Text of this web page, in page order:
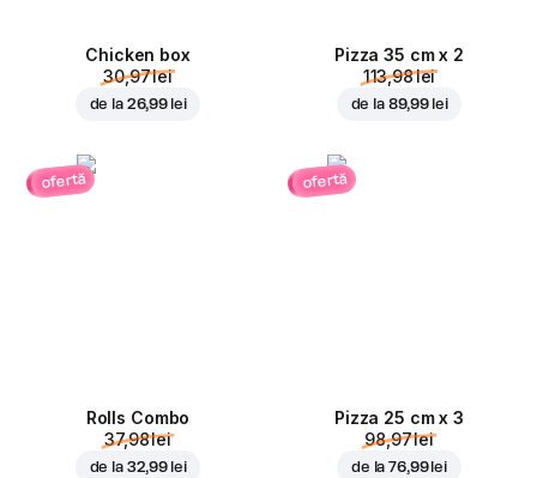
Chicken box
30,97 lei
de la 26,99 lei
Pizza 35 cm x 2
113,98 lei
de la 89,99 lei
ofertă
Rolls Combo
37,98 lei
de la 32,99 lei
ofertă
Pizza 25 cm x 3
98,97 lei
de la76,99 lei